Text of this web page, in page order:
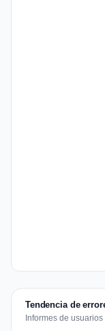
Tendencia de
Informes de